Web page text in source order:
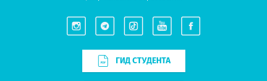
ГИД СТУДЕНТА